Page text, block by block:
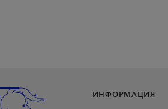
ИНФОРМАЦИЯ